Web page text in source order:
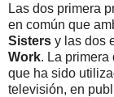
Las dos primera
en común que
Sisters y las dos
Work. La primera
que ha sido
televisión, en